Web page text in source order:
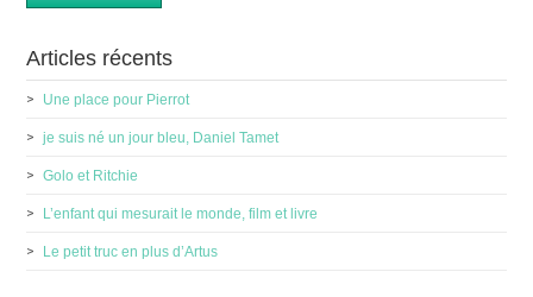
Articles récents
Une place pour Pierrot
je suis né un jour bleu, Daniel Tamet
Golo et Ritchie
L’enfant qui mesurait le monde, film et livre
Le petit truc en plus d’Artus